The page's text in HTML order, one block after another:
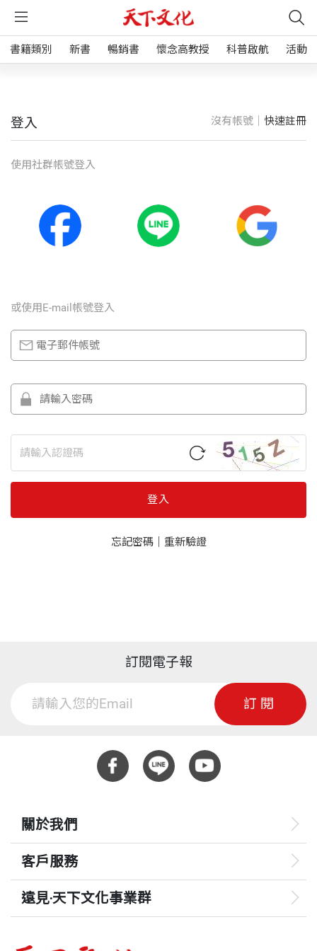
書籍類別 新書 暢銷書 懷念高教授 科普啟航 活動
登入 沒有帳號｜ 快速註冊
使⽤社群帳號登入
或使⽤E-mail帳號登入
登入
忘記密碼｜ 重新驗證
訂閱電子報
訂閱
關於我們
客戶服務
遠見‧天下文化事業群